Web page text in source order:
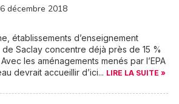
6 décembre 2018
établissements d’enseignement
Saclay concentre déjà près de 15 %
les aménagements menés par l’EPA
devrait accueillir d’ici... LIRE LA SUITE »